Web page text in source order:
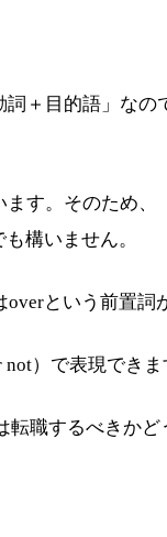
＋目的語」な
す。そのため
構いません。
という前置詞
）で表現できま
職するべきかど